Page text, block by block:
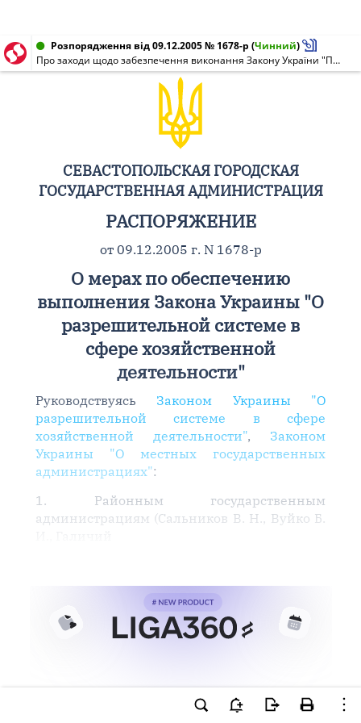
Розпорядження від 09.12.2005 № 1678-р (Чинний)
Про заходи щодо забезпечення виконання Закону України "Про дозвільну систему у сфері господарської діяльності"
СЕВАСТОПОЛЬСКАЯ ГОРОДСКАЯ
ГОСУДАРСТВЕННАЯ АДМИНИСТРАЦИЯ
РАСПОРЯЖЕНИЕ
от 09.12.2005 г. N 1678-р
О мерах по обеспечению
выполнения Закона Украины "О
разрешительной системе в
сфере хозяйственной
деятельности"
Руководствуясь Законом Украины "О
разрешительной системе в сфере
хозяйственной деятельности", Законом
Украины "О местных государственных
администрациях":
1. Районным государственным
администрациям (Сальников В. Н., Вуйко Б.
Ви намагаєтесь використати